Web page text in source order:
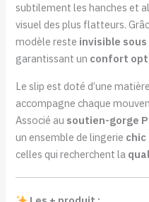
subtilement les hanches et
visuel des plus flatteurs.
modèle reste invisible
garantissant un confort
Le slip est doté d’une
accompagne chaque
Associé au soutien-gorge
un ensemble de lingerie
celles qui recherchent la